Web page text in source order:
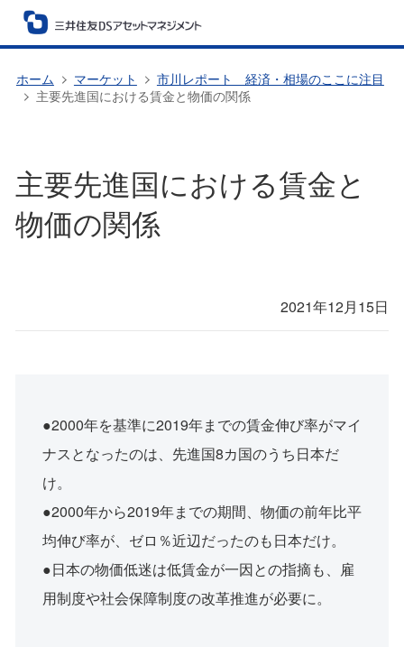
ホーム マーケット
市川レポート 経済・相場のここに注目
主要先進国における賃金と物価の関係
主要先進国における賃金と
物価の関係
2021年12月15日
●2000年を基準に2019年までの賃金伸び率がマイ
ナスとなったのは、先進国8カ国のうち日本だ
け。
●2000年から2019年までの期間、物価の前年比平
均伸び率が、ゼロ％近辺だったのも日本だけ。
●日本の物価低迷は低賃金が一因との指摘も、雇
用制度や社会保障制度の改革推進が必要に。